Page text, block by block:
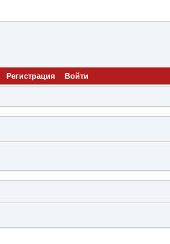
Регистрация Войти